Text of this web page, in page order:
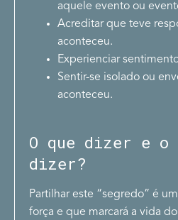
aquele evento ou
Acreditar que teve
aconteceu.
Experienciar
Sentir-se isolado ou
aconteceu.
O que dizer e o
dizer?
Partilhar este “segredo” é
força e que marcará a vida